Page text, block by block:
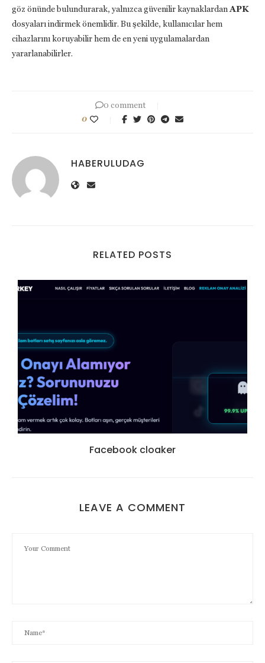
göz önünde bulundurarak, yalnızca güvenilir kaynaklardan APK
dosyaları indirmek önemlidir. Bu şekilde, kullanıcılar hem
cihazlarını koruyabilir hem de en yeni uygulamalardan
yararlanabilirler.
0 comment
0
HABERULUDAG
RELATED POSTS
Facebook cloaker
LEAVE A COMMENT